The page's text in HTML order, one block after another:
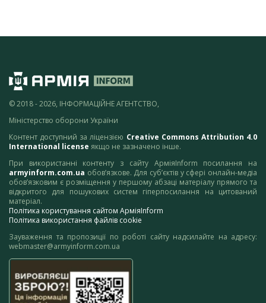
© 2018 - 2026, ІНФОРМАЦІЙНЕ АГЕНТСТВО,
Міністерство оборони України
Контент доступний за ліцензією Creative Commons Attribution 4.0
International license якщо не зазначено інше.
При використанні контенту з сайту АрміяInform посилання на
armyinform.com.ua обов’язкове. Для суб’єктів у сфері онлайн-медіа
обов’язковим є розміщення у першому абзаці матеріалу прямого та
відкритого для пошукових систем гіперпосилання на цитований
матеріал.
Політика користування сайтом АрміяInform
Політика використання файлів cookie
Зауваження та пропозиції по роботі сайту надсилайте на адресу:
webmaster@armyinform.com.ua